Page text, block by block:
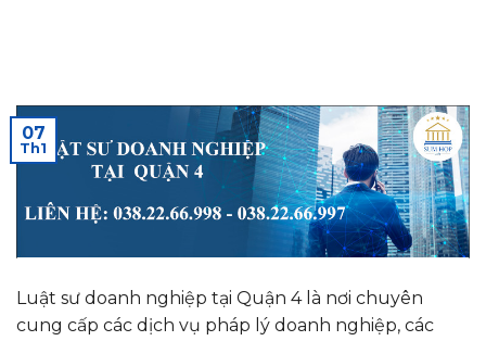
07
Th1
Luật sư doanh nghiệp tại Quận 4 là nơi chuyên
cung cấp các dịch vụ pháp lý doanh nghiệp, các